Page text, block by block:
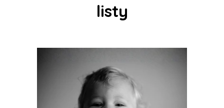
listy